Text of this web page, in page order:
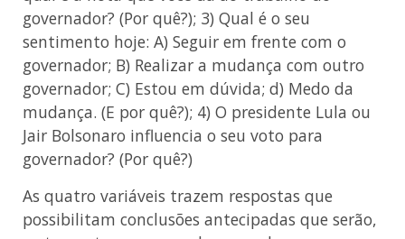
governador? (Por quê?); 3) Qual é o seu
sentimento hoje: A) Seguir em frente com o
governador; B) Realizar a mudança com outro
governador; C) Estou em dúvida; d) Medo da
mudança. (E por quê?); 4) O presidente Lula ou
Jair Bolsonaro influencia o seu voto para
governador? (Por quê?)
As quatro variáveis trazem respostas que
possibilitam conclusões antecipadas que serão,